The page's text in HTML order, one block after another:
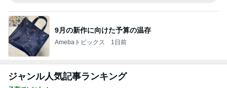
9月の新作に向けた予算の温存
Amebaトピックス 1日前
ジャンル人気記事ランキング